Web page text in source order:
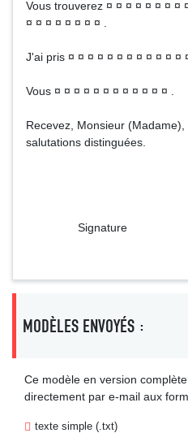
Vous trouverez ¤ ¤ ¤ ¤ ¤ ¤ ¤ ¤
¤ ¤ ¤ ¤ ¤ ¤ ¤ ¤ .
J'ai pris ¤ ¤ ¤ ¤ ¤ ¤ ¤ ¤ ¤ ¤ ¤ ¤
Vous ¤ ¤ ¤ ¤ ¤ ¤ ¤ ¤ ¤ ¤ ¤ ¤ .
Recevez, Monsieur
salutations distinguées.
Signature
MODÈLES ENVOYÉS :
Ce modèle en version
directement par e-mail aux
texte simple (.txt)